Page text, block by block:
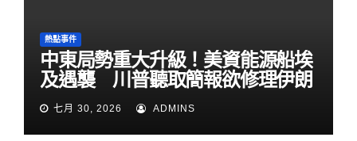
熱點事件
中東局勢重大升級！美資能源船埃
及遇襲 川普聽取簡報欲修理伊朗
七月 30, 2026 ADMINS